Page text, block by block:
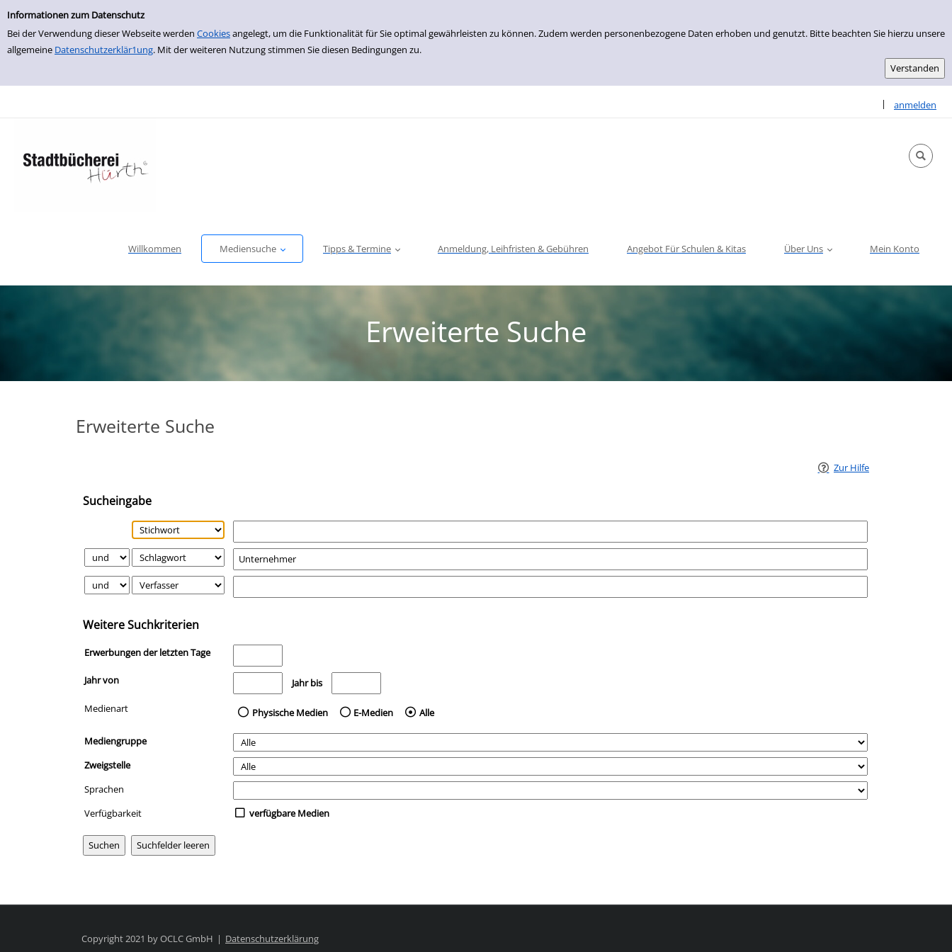
Erweiterte Suche
Informationen zum Datenschutz
Bei der Verwendung dieser Webseite werden Cookiesangelegt, um die Funktionalität für Sie optimal gewährleisten zu können. Zudem werden personenbezogene Daten erhoben und genutzt. Bitte beachten Sie hierzu unsere
allgemeine Datenschutzerklär1ung. Mit der weiteren Nutzung stimmen Sie diesen Bedingungen zu.
zur Navigation springen
zum Inhalt springen
Zur erweiterten Suche springen
| anmelden
Sprache
Willkommen Mediensuche Tipps & Termine Anmeldung, Leihfristen & Gebühren Angebot Für Schulen & Kitas Über Uns Mein Konto
Erweiterte Suche
Erweiterte Suche
Zur Hilfe
Sucheingabe
Weitere Suchkriterien
Erwerbungen der letzten Tage
Jahr von Medien anzeigen, die nach dem Jahr veröffentlicht wurden
Jahr bis
Medienart Physische Medien E-Medien Alle
Mediengruppe
Zweigstelle
Sprachen
Verfügbarkeit
verfügbare Medien
Copyright 2021 by OCLC GmbH Datenschutzerklärung